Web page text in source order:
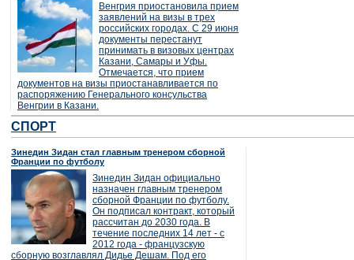
Венгрия приостановила прием
заявлений на визы в трех
российских городах. С 29 июня
документы перестанут
принимать в визовых центрах
Казани, Самары и Уфы.
Отмечается, что прием
документов на визы приостанавливается по
распоряжению Генерального консульства
Венгрии в Казани.
СПОРТ
Зинедин Зидан стал главным тренером сборной
Франции по футболу
Зинедин Зидан официально
назначен главным тренером
сборной Франции по футболу.
Он подписал контракт, который
рассчитан до 2030 года. В
течение последних 14 лет - с
2012 года - французскую
сборную возглавлял Дидье Дешам. Под его